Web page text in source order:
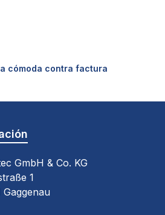
cómoda contra factura
Stripe)
GmbH & Co. KG
1
Gaggenau